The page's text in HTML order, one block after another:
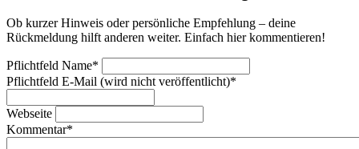
Ob kurzer Hinweis oder persönliche Empfehlung – deine
Rückmeldung hilft anderen weiter. Einfach hier kommentieren!
Pflichtfeld Name*
Pflichtfeld E-Mail (wird nicht veröffentlicht)*
Webseite
Kommentar*